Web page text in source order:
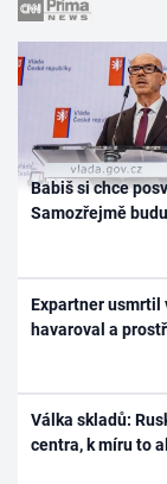
Babiš si chce
Samozřejmě
Expartner usmrtil
havaroval a
Válka skladů:
centra, k míru to